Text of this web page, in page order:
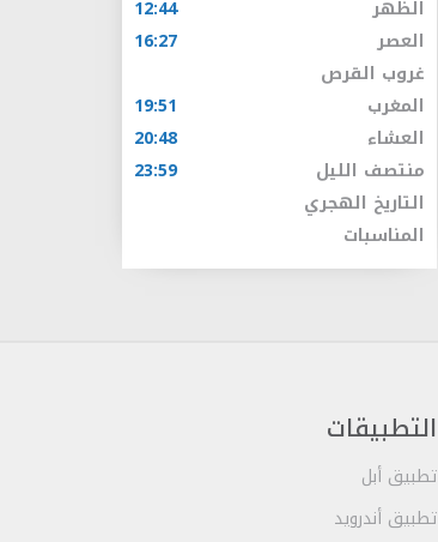
الظهر
12:44
العصر
16:27
غروب القرص
المغرب
19:51
العشاء
20:48
منتصف الليل
23:59
التاريخ الهجري
المناسبات
التطبيقات
تطبيق أبل
تطبيق أندرويد